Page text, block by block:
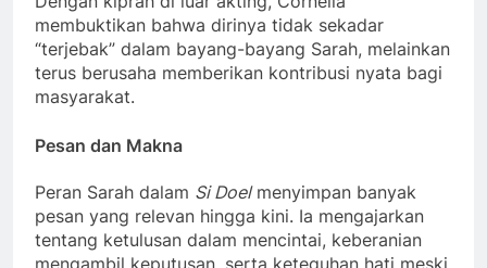
membuktikan bahwa dirinya tidak sekadar
“terjebak” dalam bayang-bayang Sarah, melainkan
terus berusaha memberikan kontribusi nyata bagi
masyarakat.
Pesan dan Makna
Peran Sarah dalam Si Doelmenyimpan banyak
pesan yang relevan hingga kini. Ia mengajarkan
tentang ketulusan dalam mencintai, keberanian
mengambil keputusan, serta keteguhan hati meski